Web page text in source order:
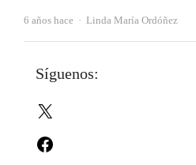
6 años hace Autor
Linda María Ordóñez
Síguenos: